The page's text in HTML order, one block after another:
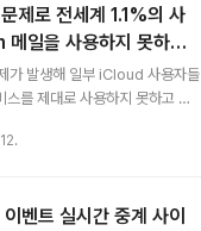
제로 전세계 1.1%의 사
일을 사용하지 못하고
가 발생해 일부 iCloud 사용자들
스를 제대로 사용하지 못하고 있
중 1.1%가 해당 문제에 영향을
니 1.1%라고 해도 140만명이 넘
벤트 실시간 중계 사이